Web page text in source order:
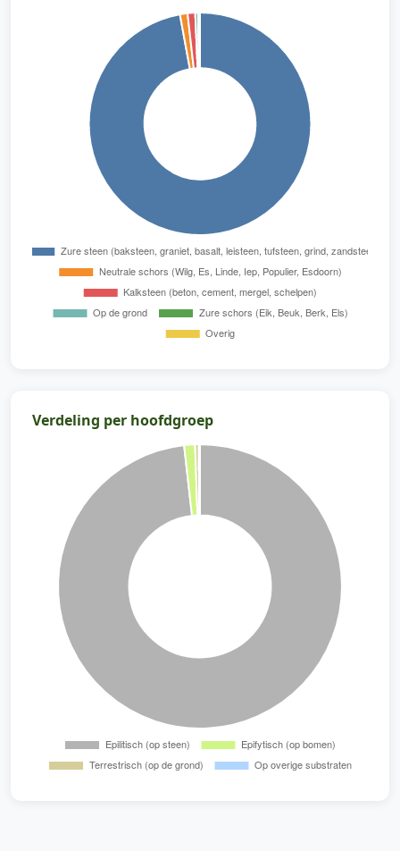
Verdeling per hoofdgroep